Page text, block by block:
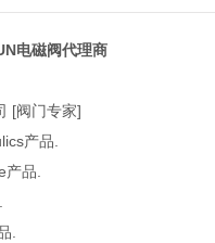
电磁阀代理商
[阀门专家]
产品.
品.
.